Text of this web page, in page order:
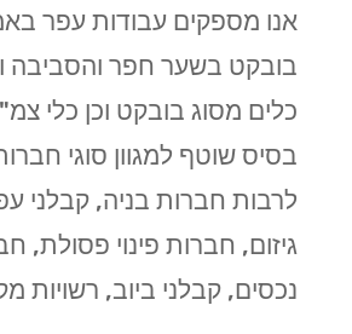
אנו מספקים עבודות עפר
בובקט בשער חפר והסביבה
כלים מסוג בובקט וכן כלי
בסיס שוטף למגוון סוגי
לרבות חברות בניה, קבלני
גיזום, חברות פינוי פסולת,
נכסים, קבלני ביוב, רשויות